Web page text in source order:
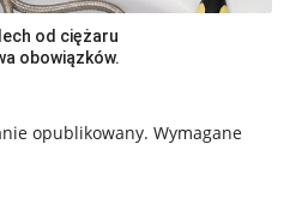
od ciężaru
obowiązków.
opublikowany. Wymagane